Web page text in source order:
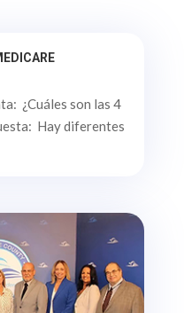
¿Cuáles son las 4
Hay diferentes